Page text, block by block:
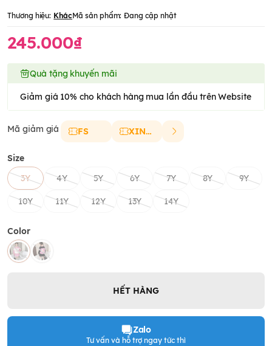
Thương hiệu: KhácMã sản phẩm: Đang cập nhật
245.000₫
Quà tặng khuyến mãi
Giảm giá 10% cho khách hàng mua lần đầu trên Website
Mã giảm giá FS XINCHAO
Size
3Y
4Y 5Y 6Y 7Y 8Y 9Y
10Y 11Y 12Y 13Y 14Y
Color
HẾT HÀNG
Zalo
Tư vấn và hỗ trợ ngay tức thì